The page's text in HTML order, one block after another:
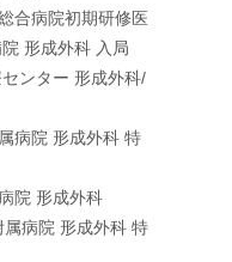
合病院初期研修医
形成外科 入局
ンター 形成外科/
病院 形成外科 特
院 形成外科
病院 形成外科 特